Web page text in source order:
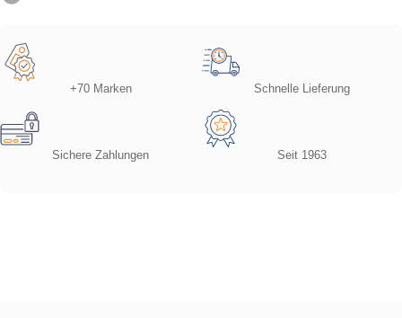
+70 Marken Schnelle Lieferung
Sichere Zahlungen Seit 1963